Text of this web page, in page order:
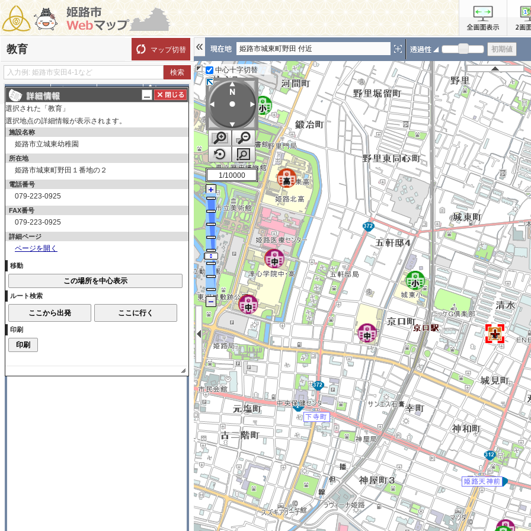
教育 マップ切替
探す ルート
表示切替
教育
幼稚園
小学校
中学校
高等学校
その他学校
姫路市城東町野田 付近
中心十字切替
1/10000
選択された「教育」
選択地点の詳細情報が表示されます。
施設名称
姫路市立城東幼稚園
所在地
姫路市城東町野田１番地の２
電話番号
079-223-0925
FAX番号
079-223-0925
詳細ページ
ページを開く
移動
ルート検索
印刷